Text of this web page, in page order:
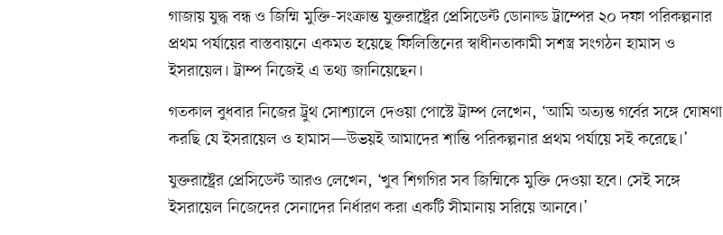
গাজায় যুদ্ধ বন্ধ ও জিম্মি মুক্তি-সংক্রান্ত যুক্তরাষ্ট্রের প্রেসিডেন্ট ডোনাল্ড ট্রাম্পের ২০ দফা পরিকল্পনার
প্রথম পর্যায়ের বাস্তবায়নে একমত হয়েছে ফিলিস্তিনের স্বাধীনতাকামী সশস্ত্র সংগঠন হামাস ও
ইসরায়েল। ট্রাম্প নিজেই এ তথ্য জানিয়েছেন।
গতকাল বুধবার নিজের ট্রুথ সোশ্যালে দেওয়া পোস্টে ট্রাম্প লেখেন, ‘আমি অত্যন্ত গর্বের সঙ্গে ঘোষণা
করছি যে ইসরায়েল ও হামাস—উভয়ই আমাদের শান্তি পরিকল্পনার প্রথম পর্যায়ে সই করেছে।’
যুক্তরাষ্ট্রের প্রেসিডেন্ট আরও লেখেন, ‘খুব শিগগির সব জিম্মিকে মুক্তি দেওয়া হবে। সেই সঙ্গে
ইসরায়েল নিজেদের সেনাদের নির্ধারণ করা একটি সীমানায় সরিয়ে আনবে।’